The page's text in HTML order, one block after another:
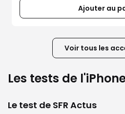
Ajouter au
Voir tous les
Les tests de
Le test de SFR Actus